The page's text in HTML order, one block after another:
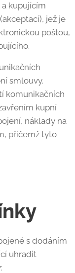
kupujícím
jež je
poštou,
smlouvy.
komunikačních
kupní
náklady na
přičemž tyto
s dodáním
uhradit